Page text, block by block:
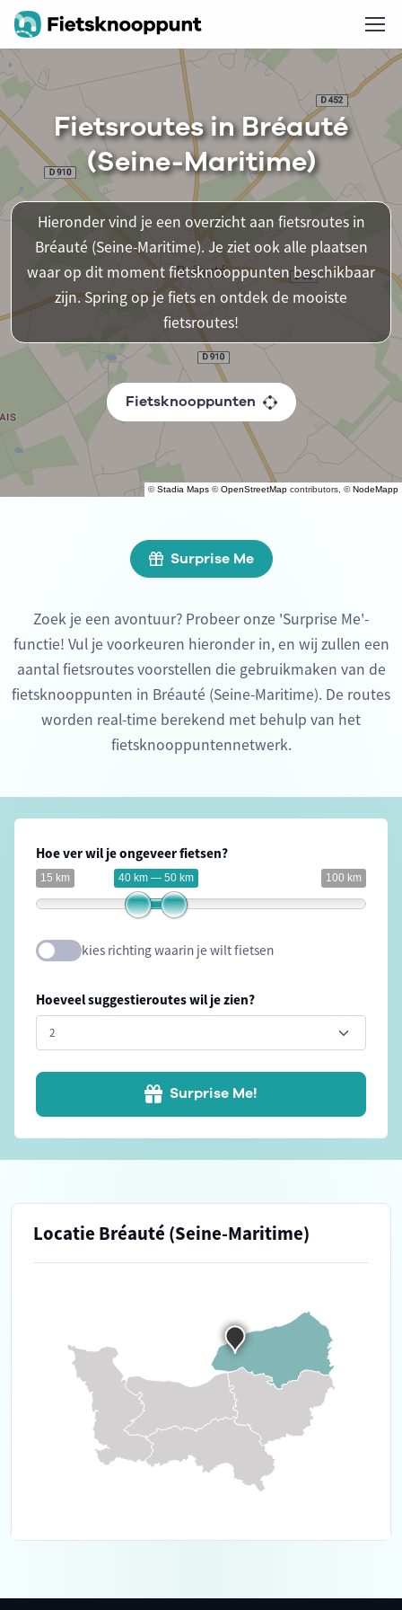
©Stadia Maps ©OpenStreetMap contributors, ©NodeMapp
Fietsroutes in Bréauté
(Seine-Maritime)
Hieronder vind je een overzicht aan fietsroutes in
Bréauté (Seine-Maritime). Je ziet ook alle plaatsen
waar op dit moment fietsknooppunten beschikbaar
zijn. Spring op je fiets en ontdek de mooiste
fietsroutes!
Fietsknooppunten
Surprise Me
Zoek je een avontuur? Probeer onze 'Surprise Me'-
functie! Vul je voorkeuren hieronder in, en wij zullen een
aantal fietsroutes voorstellen die gebruikmaken van de
fietsknooppunten in Bréauté (Seine-Maritime). De routes
worden real-time berekend met behulp van het
fietsknooppuntennetwerk.
Hoe ver wil je ongeveer fietsen?
15 km 100 km
40 km — 50 km
kies richting waarin je wilt fietsen
Hoeveel suggestieroutes wil je zien?
Surprise Me!
Locatie Bréauté (Seine-Maritime)